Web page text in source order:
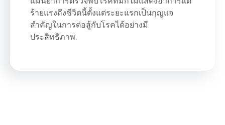
ร้ายแรงถึงชีวิตนี้ตั้งแต่ระยะแรกเป็นกุญแจ
สำคัญในการต่อสู้กับโรคได้อย่างมี
ประสิทธิภาพ.